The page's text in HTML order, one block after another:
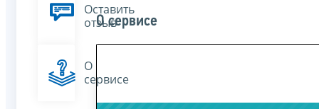
Оставить
отзыв
О
сервисе
О сервисе